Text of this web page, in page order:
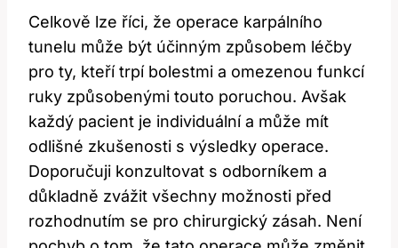
Celkově lze říci, že operace karpálního
tunelu může být účinným způsobem léčby
pro ty, kteří trpí bolestmi a omezenou funkcí
ruky způsobenými touto poruchou. Avšak
každý pacient je individuální a může mít
odlišné zkušenosti s výsledky operace.
Doporučuji konzultovat s odborníkem a
důkladně zvážit všechny možnosti před
rozhodnutím se pro chirurgický zásah. Není